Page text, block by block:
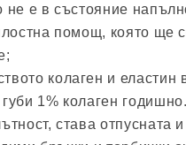
не е в състояние
помощ, която ще
колаген и еластин
1% колаген
става отпусната